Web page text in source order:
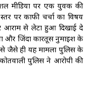
मीडिया पर एक युवक की
पर काफी चर्चा का विषय
आराम से लेटा हुआ दिखाई दे
जिंदा कारतूस नुमाइश के
से जैसे ही यह मामला पुलिस के
पुलिस ने आरोपी की